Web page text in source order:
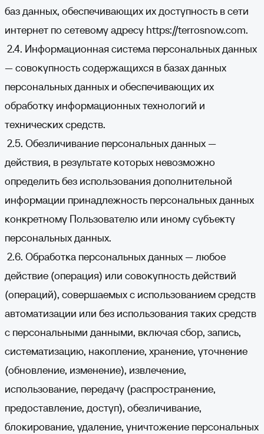
баз данных, обеспечивающих их доступность в сети
интернет по сетевому адресу https://terrosnow.com.
2.4. Информационная система персональных данных
— совокупность содержащихся в базах данных
персональных данных и обеспечивающих их
обработку информационных технологий и
технических средств.
2.5. Обезличивание персональных данных —
действия, в результате которых невозможно
определить без использования дополнительной
информации принадлежность персональных данных
конкретному Пользователю или иному субъекту
персональных данных.
2.6. Обработка персональных данных — любое
действие (операция) или совокупность действий
(операций), совершаемых с использованием средств
автоматизации или без использования таких средств
с персональными данными, включая сбор, запись,
систематизацию, накопление, хранение, уточнение
(обновление, изменение), извлечение,
использование, передачу (распространение,
предоставление, доступ), обезличивание,
блокирование, удаление, уничтожение персональных